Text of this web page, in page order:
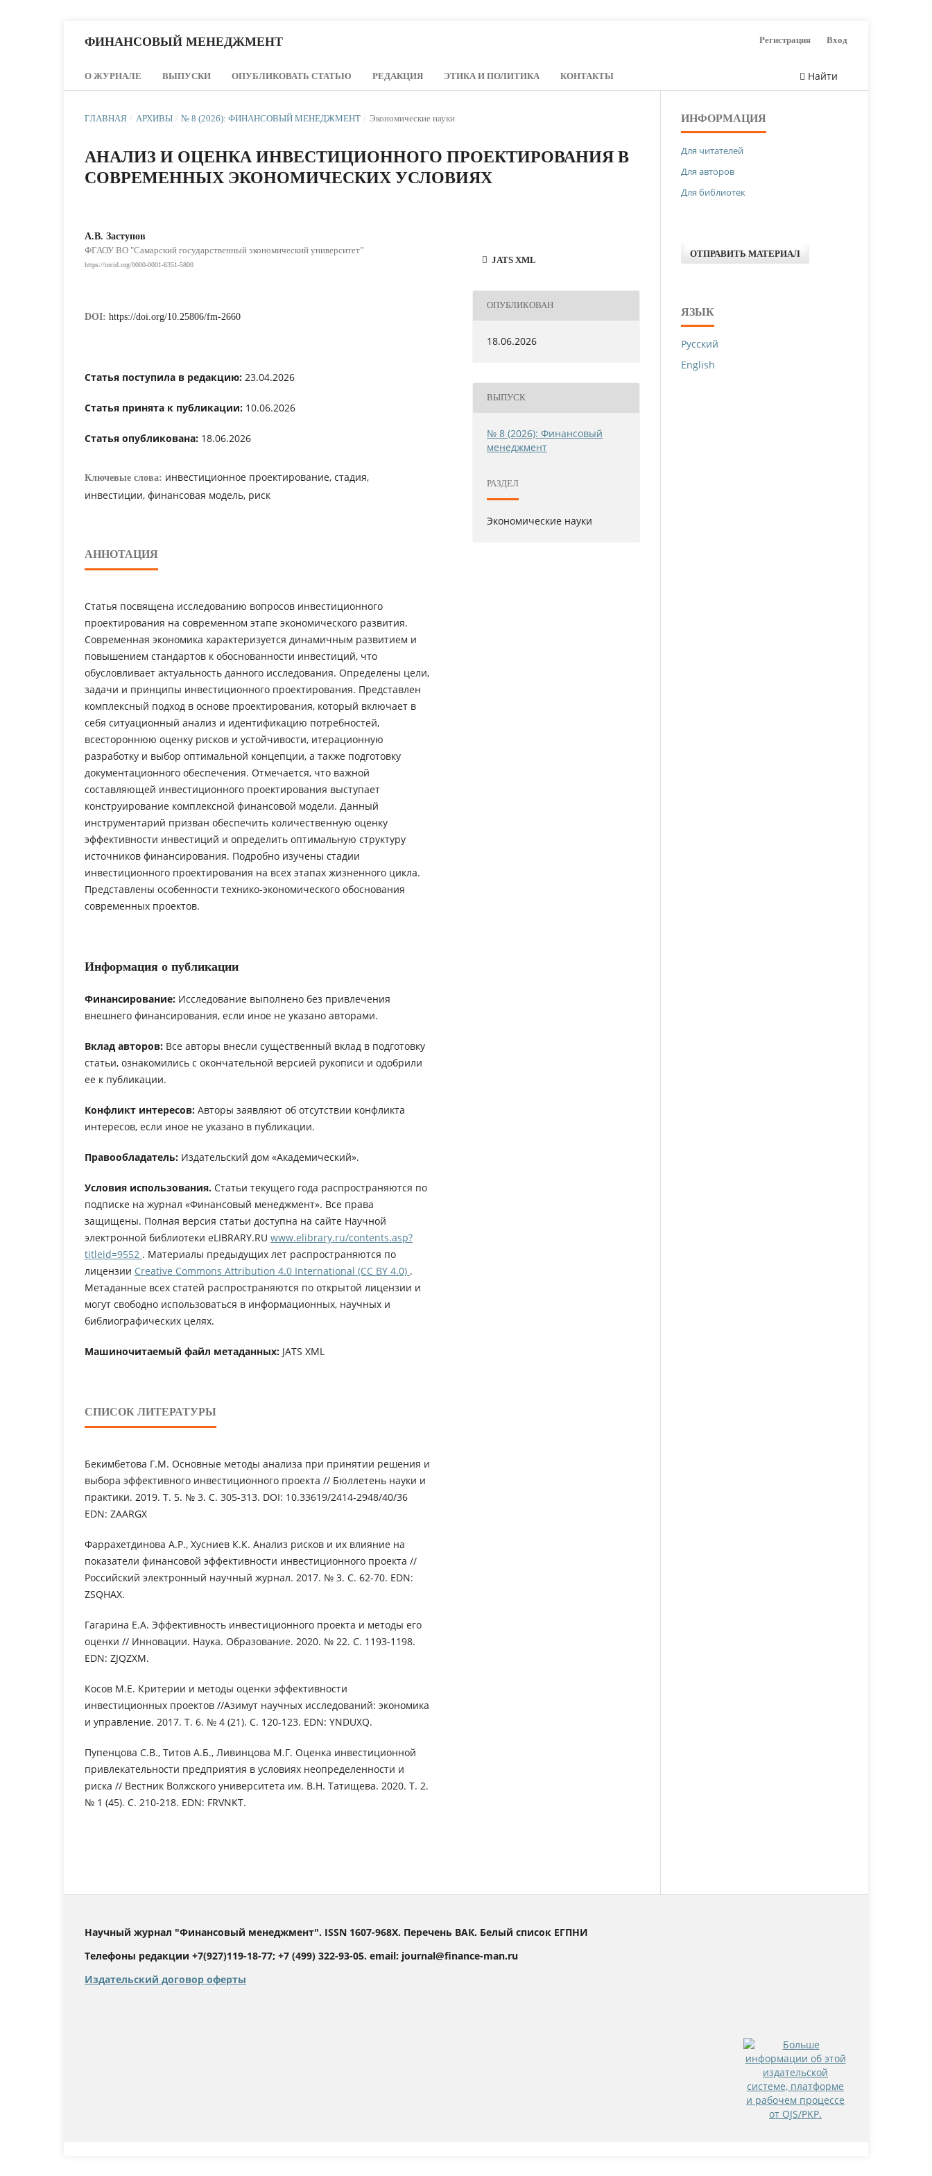
ФИНАНСОВЫЙ МЕНЕДЖМЕНТ
О ЖУРНАЛЕ ВЫПУСКИ ОПУБЛИКОВАТЬ СТАТЬЮ РЕДАКЦИЯ ЭТИКА И ПОЛИТИКА КОНТАКТЫ Найти
Регистрация Вход
ГЛАВНАЯ / АРХИВЫ / № 8 (2026): ФИНАНСОВЫЙ МЕНЕДЖМЕНТ / Экономические науки
АНАЛИЗ И ОЦЕНКА ИНВЕСТИЦИОННОГО ПРОЕКТИРОВАНИЯ В
СОВРЕМЕННЫХ ЭКОНОМИЧЕСКИХ УСЛОВИЯХ
А.В. Заступов
ФГАОУ ВО "Самарский государственный экономический университет"
https://orcid.org/0000-0001-6351-5800
DOI: https://doi.org/10.25806/fm-2660
Статья поступила в редакцию: 23.04.2026
Статья принята к публикации: 10.06.2026
Статья опубликована: 18.06.2026
Ключевые слова: инвестиционное проектирование, стадия,
инвестиции, финансовая модель, риск
АННОТАЦИЯ
Статья посвящена исследованию вопросов инвестиционного
проектирования на современном этапе экономического развития.
Современная экономика характеризуется динамичным развитием и
повышением стандартов к обоснованности инвестиций, что
обусловливает актуальность данного исследования. Определены цели,
задачи и принципы инвестиционного проектирования. Представлен
комплексный подход в основе проектирования, который включает в
себя ситуационный анализ и идентификацию потребностей,
всестороннюю оценку рисков и устойчивости, итерационную
разработку и выбор оптимальной концепции, а также подготовку
документационного обеспечения. Отмечается, что важной
составляющей инвестиционного проектирования выступает
конструирование комплексной финансовой модели. Данный
инструментарий призван обеспечить количественную оценку
эффективности инвестиций и определить оптимальную структуру
источников финансирования. Подробно изучены стадии
инвестиционного проектирования на всех этапах жизненного цикла.
Представлены особенности технико-экономического обоснования
современных проектов.
Информация о публикации
Финансирование: Исследование выполнено без привлечения
внешнего финансирования, если иное не указано авторами.
Вклад авторов: Все авторы внесли существенный вклад в подготовку
статьи, ознакомились с окончательной версией рукописи и одобрили
ее к публикации.
Конфликт интересов: Авторы заявляют об отсутствии конфликта
интересов, если иное не указано в публикации.
Правообладатель: Издательский дом «Академический».
Условия использования. Статьи текущего года распространяются по
подписке на журнал «Финансовый менеджмент». Все права
защищены. Полная версия статьи доступна на сайте Научной
электронной библиотеки eLIBRARY.RU www.elibrary.ru/contents.asp?
titleid=9552 . Материалы предыдущих лет распространяются по
лицензии Creative Commons Attribution 4.0 International (CC BY 4.0) .
Метаданные всех статей распространяются по открытой лицензии и
могут свободно использоваться в информационных, научных и
библиографических целях.
Машиночитаемый файл метаданных: JATS XML
СПИСОК ЛИТЕРАТУРЫ
Бекимбетова Г.М. Основные методы анализа при принятии решения и
выбора эффективного инвестиционного проекта // Бюллетень науки и
практики. 2019. Т. 5. № 3. С. 305-313. DOI: 10.33619/2414-2948/40/36
EDN: ZAARGX
Фаррахетдинова А.Р., Хусниев К.К. Анализ рисков и их влияние на
показатели финансовой эффективности инвестиционного проекта //
Российский электронный научный журнал. 2017. № 3. С. 62-70. EDN:
ZSQHAX.
Гагарина Е.А. Эффективность инвестиционного проекта и методы его
оценки // Инновации. Наука. Образование. 2020. № 22. С. 1193-1198.
EDN: ZJQZXM.
Косов М.Е. Критерии и методы оценки эффективности
инвестиционных проектов //Азимут научных исследований: экономика
и управление. 2017. Т. 6. № 4 (21). С. 120-123. EDN: YNDUXQ.
Пупенцова С.В., Титов А.Б., Ливинцова М.Г. Оценка инвестиционной
привлекательности предприятия в условиях неопределенности и
риска // Вестник Волжского университета им. В.Н. Татищева. 2020. Т. 2.
№ 1 (45). С. 210-218. EDN: FRVNKT.
JATS XML
ОПУБЛИКОВАН
18.06.2026
ВЫПУСК
№ 8 (2026): Финансовый
менеджмент
РАЗДЕЛ
Экономические науки
ИНФОРМАЦИЯ
Для читателей
Для авторов
Для библиотек
ОТПРАВИТЬ МАТЕРИАЛ
ЯЗЫК
Русский
English
Научный журнал "Финансовый менеджмент". ISSN 1607-968X. Перечень ВАК. Белый список ЕГПНИ
Телефоны редакции +7(927)119-18-77; +7 (499) 322-93-05. email: journal@finance-man.ru
Издательский договор оферты